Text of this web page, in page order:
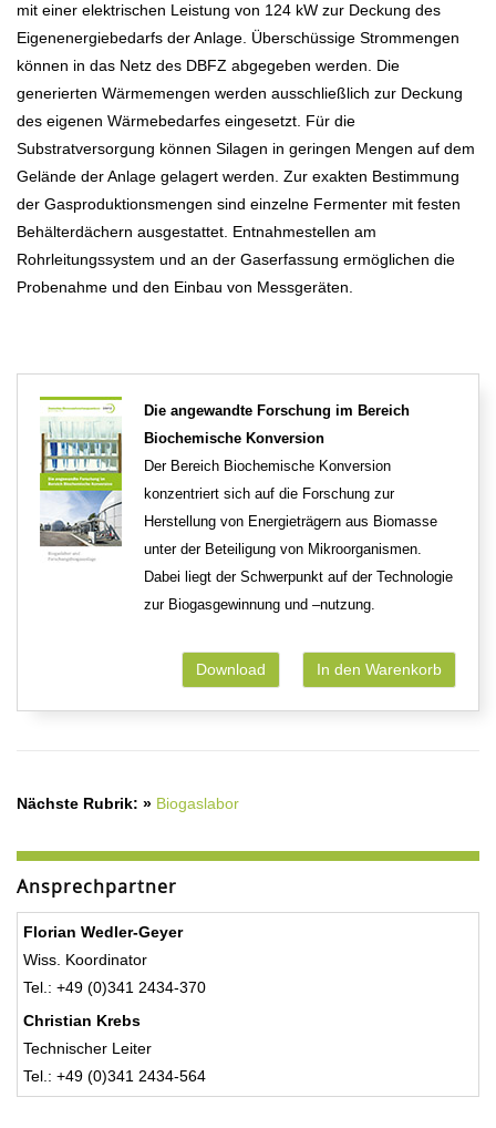
mit einer elektrischen Leistung von 124 kW zur Deckung des
Eigenenergiebedarfs der Anlage. Überschüssige Strommengen
können in das Netz des DBFZ abgegeben werden. Die
generierten Wärmemengen werden ausschließlich zur Deckung
des eigenen Wärmebedarfes eingesetzt. Für die
Substratversorgung können Silagen in geringen Mengen auf dem
Gelände der Anlage gelagert werden. Zur exakten Bestimmung
der Gasproduktionsmengen sind einzelne Fermenter mit festen
Behälterdächern ausgestattet. Entnahmestellen am
Rohrleitungssystem und an der Gaserfassung ermöglichen die
Probenahme und den Einbau von Messgeräten.
Die angewandte Forschung im Bereich
Biochemische Konversion
Der Bereich Biochemische Konversion
konzentriert sich auf die Forschung zur
Herstellung von Energieträgern aus Biomasse
unter der Beteiligung von Mikroorganismen.
Dabei liegt der Schwerpunkt auf der Technologie
zur Biogasgewinnung und –nutzung.
In den Warenkorb
Download
Nächste Rubrik: » Biogaslabor
Ansprechpartner
Florian Wedler-Geyer
Wiss. Koordinator
Tel.: +49 (0)341 2434-370
Christian Krebs
Technischer Leiter
Tel.: +49 (0)341 2434-564